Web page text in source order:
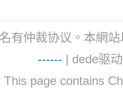
有仲裁协议。本網
------ | dede驱
page contains